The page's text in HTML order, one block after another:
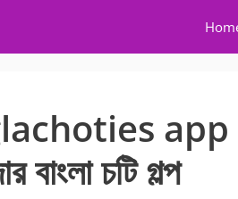
app
বাংলা চটি গল্প